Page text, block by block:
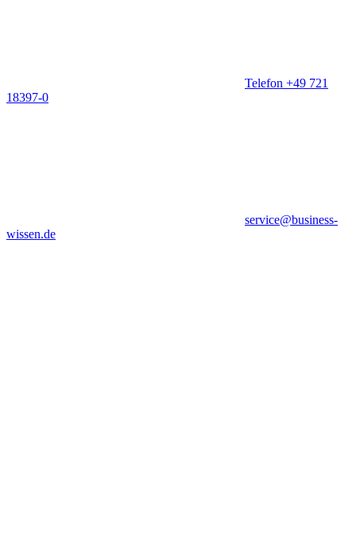
Telefon +49 721
18397-0
service@business-
wissen.de